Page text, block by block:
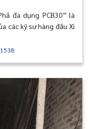
đa dụng PCB30” là
các kỹ sư hàng đầu Xi
1538